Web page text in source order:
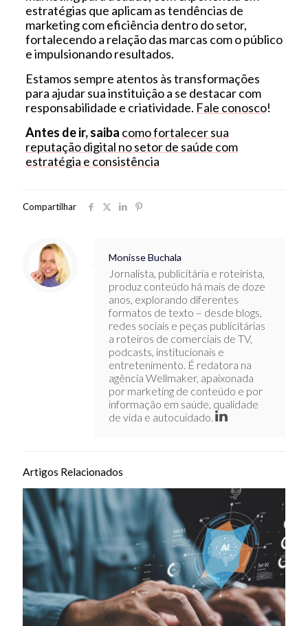
estratégias que aplicam as tendências de
marketing com eficiência dentro do setor,
fortalecendo a relação das marcas com o público
e impulsionando resultados.
Estamos sempre atentos às transformações
para ajudar sua instituição a se destacar com
responsabilidade e criatividade. Fale conosco!
Antes de ir, saiba como fortalecer sua
reputação digital no setor de saúde com
estratégia e consistência
Compartilhar
Monisse Buchala
Jornalista, publicitária e roteirista,
produz conteúdo há mais de doze
anos, explorando diferentes
formatos de texto – desde blogs,
redes sociais e peças publicitárias
a roteiros de comerciais de TV,
podcasts, institucionais e
entretenimento. É redatora na
agência Wellmaker, apaixonada
por marketing de conteúdo e por
informação em saúde, qualidade
de vida e autocuidado.
Artigos Relacionados